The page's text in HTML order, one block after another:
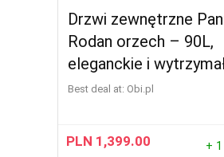
Drzwi zewnętrzne
Rodan orzech – 90L,
eleganckie i
Best deal at: obi.pl
PLN 1,399.00 +